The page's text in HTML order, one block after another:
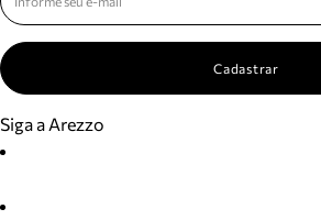
Cadastrar
Siga a Arezzo